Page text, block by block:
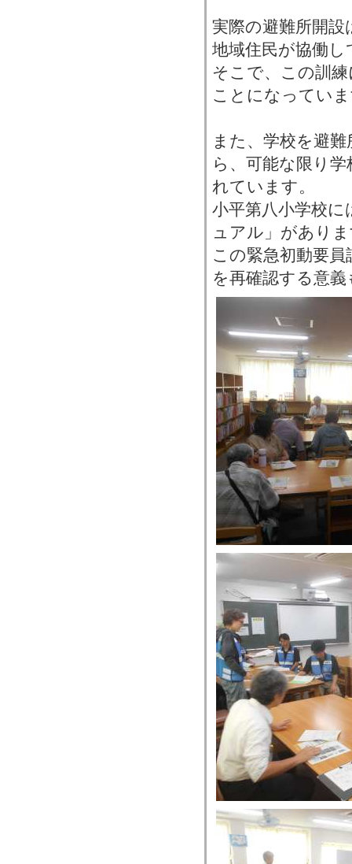
実際の避難所開
地域住民が協働
そこで、この訓
ことになってい
また、学校を避
ら、可能な限り
れています。
小平第八小学校に
ュアル」があり
この緊急初動要
を再確認する意